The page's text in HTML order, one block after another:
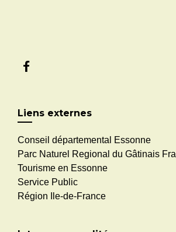
Liens externes
Conseil départemental Essonne
Parc Naturel Regional du Gâtinais
Tourisme en Essonne
Service Public
Région Ile-de-France